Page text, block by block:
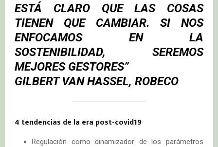
ESTÁ CLARO QUE LAS COSAS
TIENEN QUE CAMBIAR. SI NOS
ENFOCAMOS EN LA
SOSTENIBILIDAD, SEREMOS
MEJORES GESTORES”
GILBERT VAN HASSEL, ROBECO
4 tendencias de la era post-covid19
Regulación como dinamizador de los parámetros